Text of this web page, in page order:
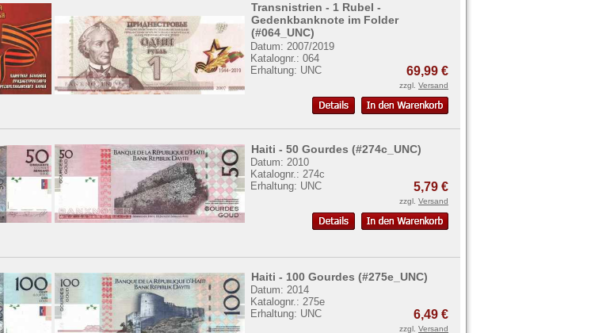
Transnistrien - 1 Rubel -
Gedenkbanknote im Folder
(#064_UNC)
Datum: 2007/2019
Katalognr.: 064
Erhaltung: UNC
69,99 €
zzgl. Versand
Haiti - 50 Gourdes (#274c_UNC)
Datum: 2010
Katalognr.: 274c
Erhaltung: UNC
5,79 €
zzgl. Versand
Haiti - 100 Gourdes (#275e_UNC)
Datum: 2014
Katalognr.: 275e
Erhaltung: UNC
6,49 €
zzgl. Versand